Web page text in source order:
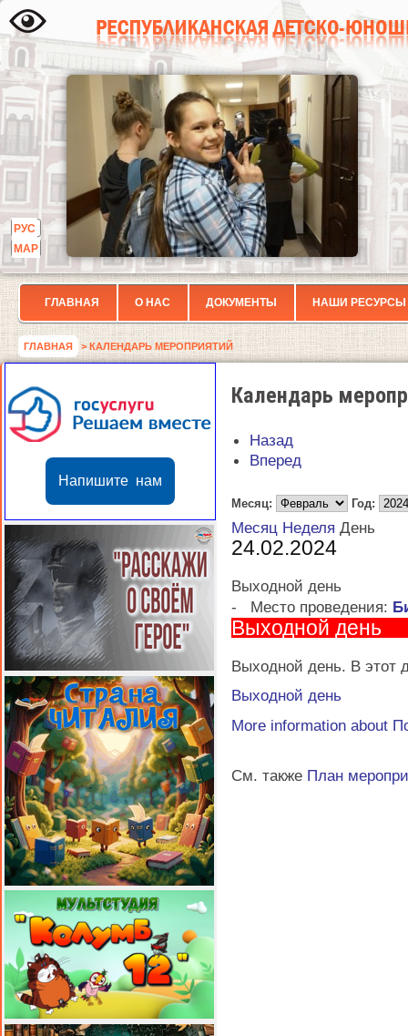
РУС
МАР
ГЛАВНАЯ О НАС ДОКУМЕНТЫ НАШИ РЕСУРСЫ
ГЛАВНАЯ > КАЛЕНДАРЬ МЕРОПРИЯТИЙ
Напишите нам
Календарь
Назад
Вперед
Месяц: Год:
Месяц Неделя День
24.02.2024
Выходной день
-
Место проведения:
Выходной день
Выходной день. В этот
Выходной день
More information about
См. также План